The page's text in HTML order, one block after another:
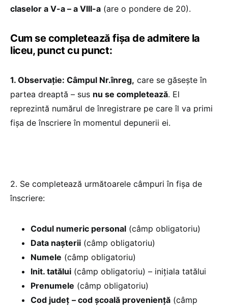
claselor a V-a – a VIII-a (are o pondere de 20).
Cum se completează fișa de admitere la
liceu, punct cu punct:
1. Observație: Câmpul Nr.înreg, care se găseşte în
partea dreaptă – sus nu se completează. El
reprezintă numărul de înregistrare pe care îl va primi
fişa de înscriere în momentul depunerii ei.
2. Se completează următoarele câmpuri în fişa de
înscriere:
Codul numeric personal (câmp obligatoriu)
Data nașterii (câmp obligatoriu)
Numele (câmp obligatoriu)
Init. tatălui (câmp obligatoriu) – inițiala tatălui
Prenumele (câmp obligatoriu)
Cod județ – cod școală proveniență (câmp